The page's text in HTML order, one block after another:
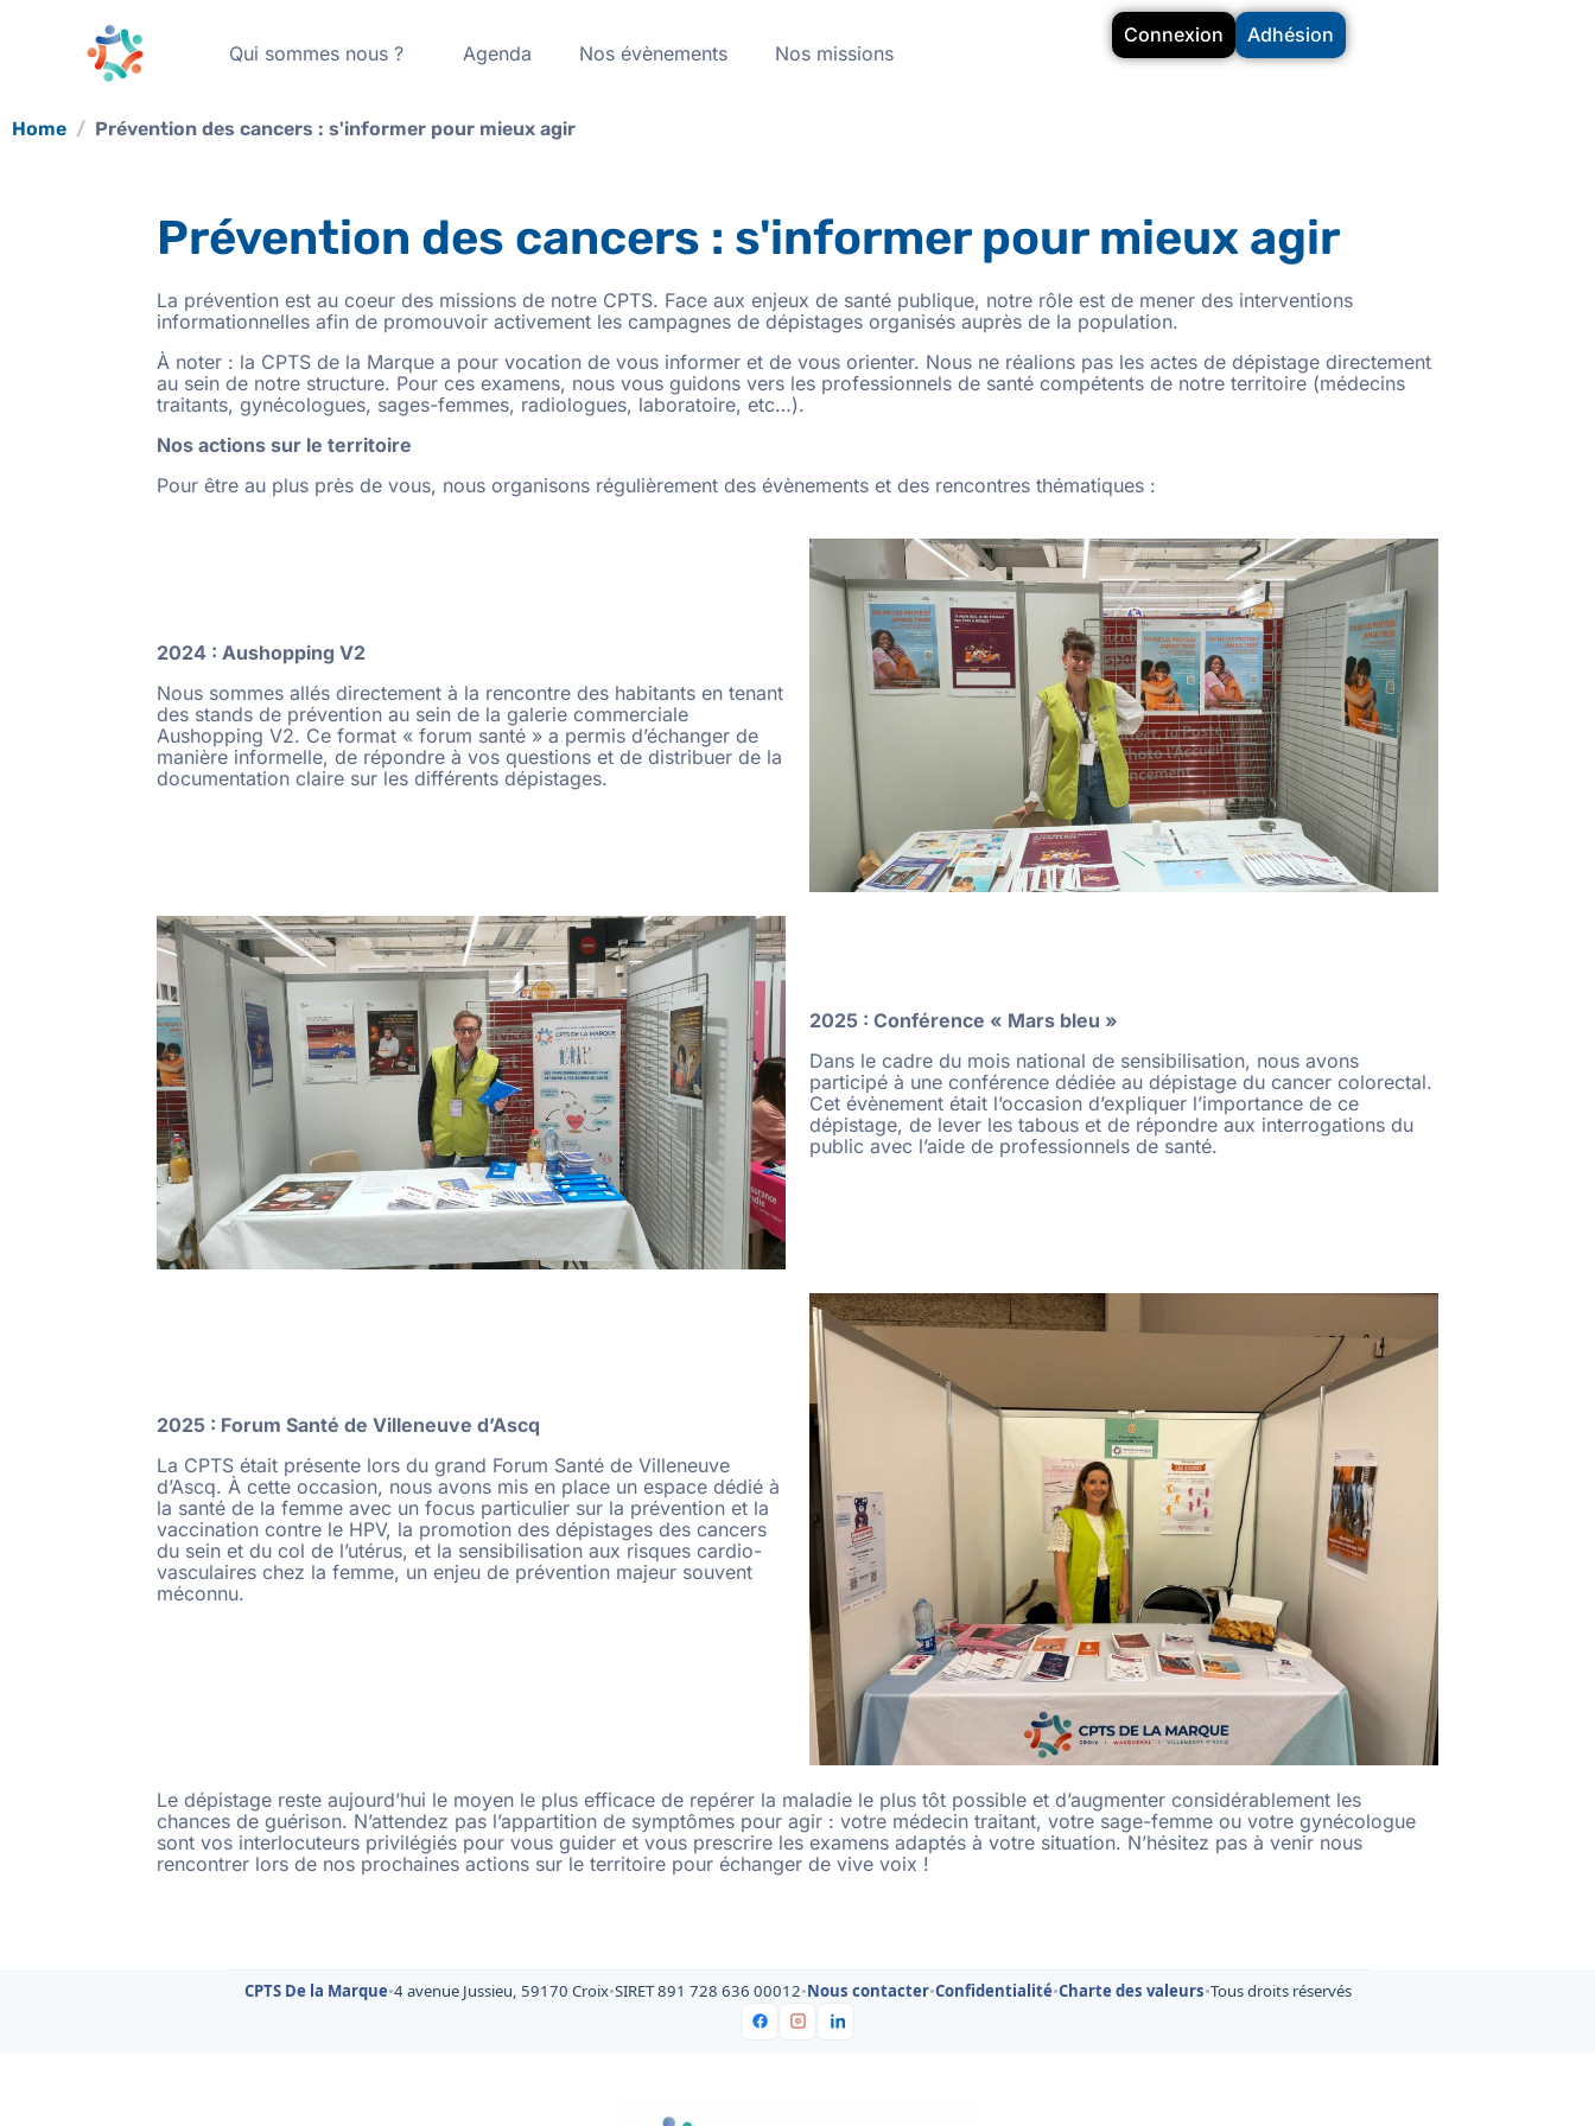
Qui sommes nous ? Agenda Nos évènements Nos missions
Connexion Adhésion
Home Prévention des cancers : s'informer pour mieux agir
Prévention des cancers : s'informer pour mieux agir
La prévention est au coeur des missions de notre CPTS. Face aux enjeux de santé publique, notre rôle est de mener des interventions
informationnelles afin de promouvoir activement les campagnes de dépistages organisés auprès de la population.
À noter : la CPTS de la Marque a pour vocation de vous informer et de vous orienter. Nous ne réalions pas les actes de dépistage directement
au sein de notre structure. Pour ces examens, nous vous guidons vers les professionnels de santé compétents de notre territoire (médecins
traitants, gynécologues, sages-femmes, radiologues, laboratoire, etc…).
Nos actions sur le territoire
Pour être au plus près de vous, nous organisons régulièrement des évènements et des rencontres thématiques :
2024 : Aushopping V2
Nous sommes allés directement à la rencontre des habitants en tenant
des stands de prévention au sein de la galerie commerciale
Aushopping V2. Ce format « forum santé » a permis d’échanger de
manière informelle, de répondre à vos questions et de distribuer de la
documentation claire sur les différents dépistages.
2025 : Conférence « Mars bleu »
Dans le cadre du mois national de sensibilisation, nous avons
participé à une conférence dédiée au dépistage du cancer colorectal.
Cet évènement était l’occasion d’expliquer l’importance de ce
dépistage, de lever les tabous et de répondre aux interrogations du
public avec l’aide de professionnels de santé.
2025 : Forum Santé de Villeneuve d’Ascq
La CPTS était présente lors du grand Forum Santé de Villeneuve
d’Ascq. À cette occasion, nous avons mis en place un espace dédié à
la santé de la femme avec un focus particulier sur la prévention et la
vaccination contre le HPV, la promotion des dépistages des cancers
du sein et du col de l’utérus, et la sensibilisation aux risques cardio-
vasculaires chez la femme, un enjeu de prévention majeur souvent
méconnu.
Le dépistage reste aujourd’hui le moyen le plus efficace de repérer la maladie le plus tôt possible et d’augmenter considérablement les
chances de guérison. N’attendez pas l’appartition de symptômes pour agir : votre médecin traitant, votre sage-femme ou votre gynécologue
sont vos interlocuteurs privilégiés pour vous guider et vous prescrire les examens adaptés à votre situation. N’hésitez pas à venir nous
rencontrer lors de nos prochaines actions sur le territoire pour échanger de vive voix !
CPTS De la Marque•4 avenue Jussieu, 59170 Croix•SIRET 891 728 636 00012•Nous contacter•Confidentialité•Charte des valeurs•Tous droits réservés